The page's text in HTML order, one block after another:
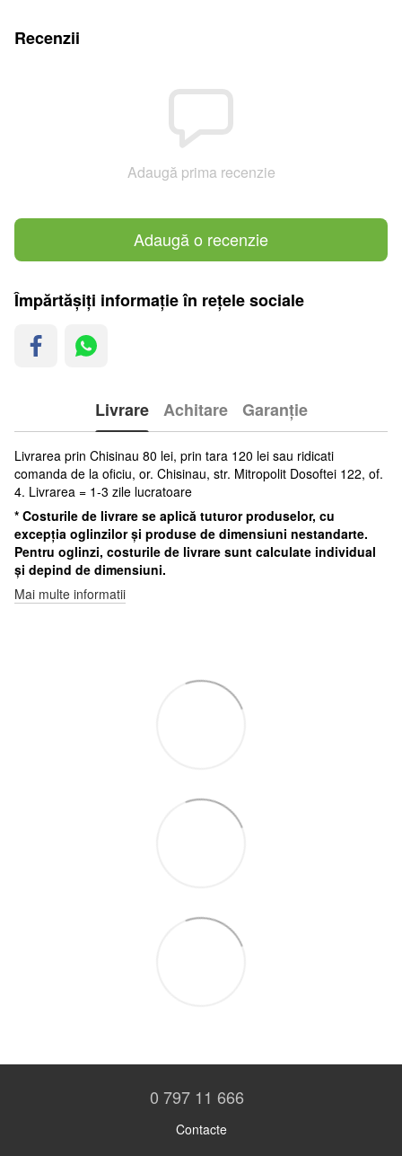
Recenzii
Adaugă prima recenzie
Adaugă o recenzie
Împărtășiți informație în rețele sociale
Livrare Achitare Garanție
Livrarea prin Chisinau 80 lei, prin tara 120 lei sau ridicati
comanda de la oficiu, or. Chisinau, str. Mitropolit Dosoftei 122, of.
4. Livrarea = 1-3 zile lucratoare
* Costurile de livrare se aplică tuturor produselor, cu
excepția oglinzilor și produse de dimensiuni nestandarte.
Pentru oglinzi, costurile de livrare sunt calculate individual
și depind de dimensiuni.
Mai multe informatii
0 797 11 666
Contacte